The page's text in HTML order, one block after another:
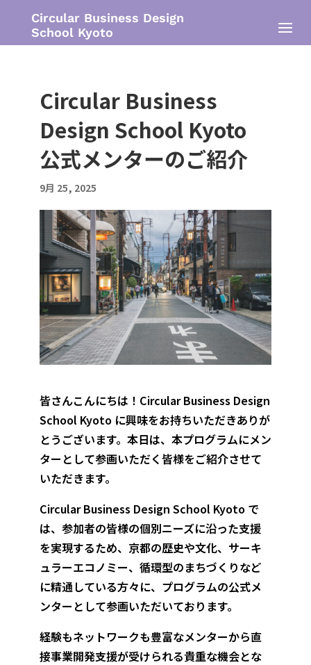
Circular Business Design
School Kyoto
Circular Business
Design School Kyoto
公式メンターのご紹介
9月 25, 2025
皆さんこんにちは！Circular Business Design
School Kyoto に興味をお持ちいただきありが
とうございます。本日は、本プログラムにメン
ターとして参画いただく皆様をご紹介させて
いただきます。
Circular Business Design School Kyoto で
は、参加者の皆様の個別ニーズに沿った支援
を実現するため、京都の歴史や文化、サーキ
ュラーエコノミー、循環型のまちづくりなど
に精通している方々に、プログラムの公式メ
ンターとして参画いただいております。
経験もネットワークも豊富なメンターから直
接事業開発支援が受けられる貴重な機会とな